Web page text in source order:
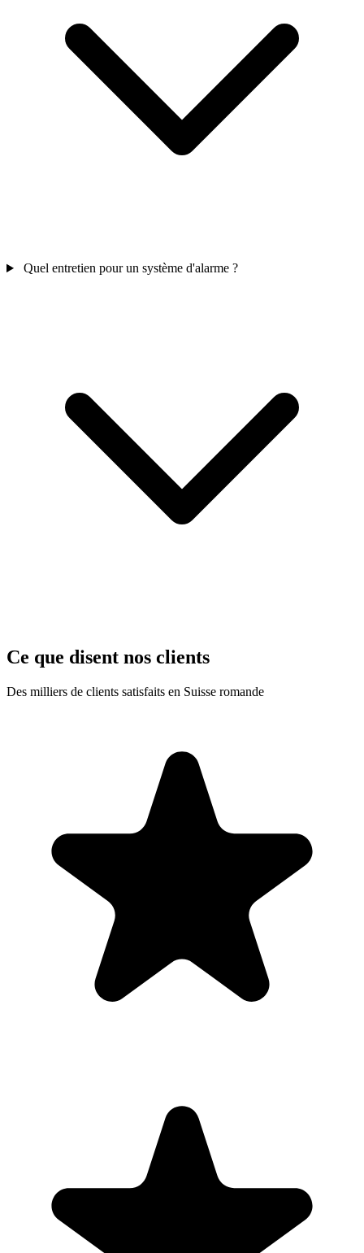
Quel entretien pour un système d'alarme ?
Ce que disent nos clients
Des milliers de clients satisfaits en Suisse romande